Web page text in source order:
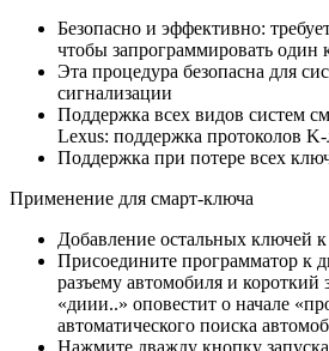
Безопасно и эффективно:
чтобы запрограммировать один
Эта процедура безопасна для
сигнализации
Поддержка всех видов систем
Lexus: поддержка протоколов
Поддержка при потере всех
Применение для смарт-ключа
Добавление остальных ключей
Присоедините программатор к
разъему автомобиля и короткий
«диии..» оповестит о начале
автоматического поиска